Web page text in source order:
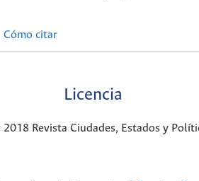
Cómo citar
Licencia
Revista Ciudades, Estados y